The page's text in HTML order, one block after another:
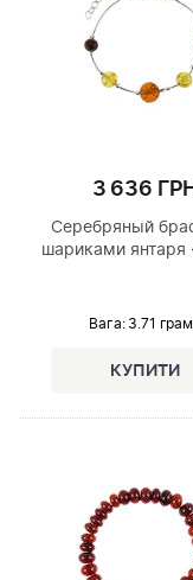
3 636 ГРН
Серебряный
шариками янтаря
Вага: 3.71